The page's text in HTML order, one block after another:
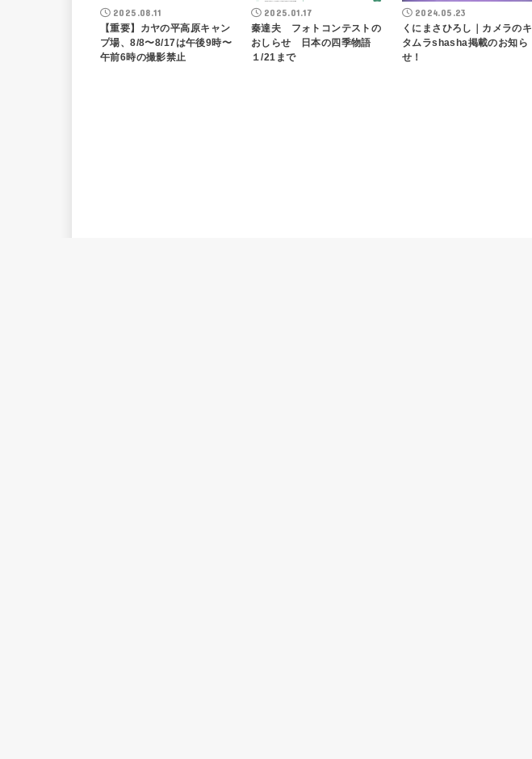
2025.08.11
【重要】カヤの平高原キャン
プ場、8/8〜8/17は午後9時〜
午前6時の撮影禁止
2025.01.17
秦達夫 フォトコンテストの
おしらせ 日本の四季物語
１/21まで
2024.05.23
くにまさひろし｜カメラのキ
タムラshasha掲載のお知ら
せ！